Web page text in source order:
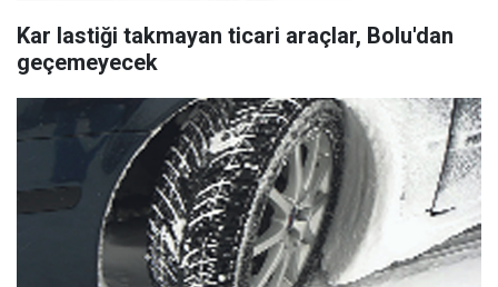
Kar lastiği takmayan ticari araçlar, Bolu'dan
geçemeyecek